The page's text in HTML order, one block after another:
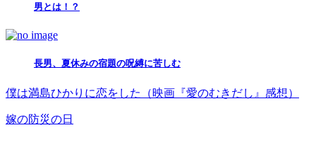
男とは！？
長男、夏休みの宿題の呪縛に苦しむ
僕は満島ひかりに恋をした（映画『愛のむきだし』感想）
嫁の防災の日